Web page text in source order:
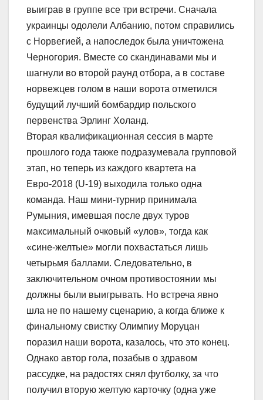
выиграв в группе все три встречи. Сначала
украинцы одолели Албанию, потом справились
с Норвегией, а напоследок была уничтожена
Черногория. Вместе со скандинавами мы и
шагнули во второй раунд отбора, а в составе
норвежцев голом в наши ворота отметился
будущий лучший бомбардир польского
первенства Эрлинг Холанд.
Вторая квалификационная сессия в марте
прошлого года также подразумевала групповой
этап, но теперь из каждого квартета на
Евро-2018 (U-19) выходила только одна
команда. Наш мини-турнир принимала
Румыния, имевшая после двух туров
максимальный очковый «улов», тогда как
«сине-желтые» могли похвастаться лишь
четырьмя баллами. Следовательно, в
заключительном очном противостоянии мы
должны были выигрывать. Но встреча явно
шла не по нашему сценарию, а когда ближе к
финальному свистку Олимпиу Моруцан
поразил наши ворота, казалось, что это конец.
Однако автор гола, позабыв о здравом
рассудке, на радостях снял футболку, за что
получил вторую желтую карточку (одна уже